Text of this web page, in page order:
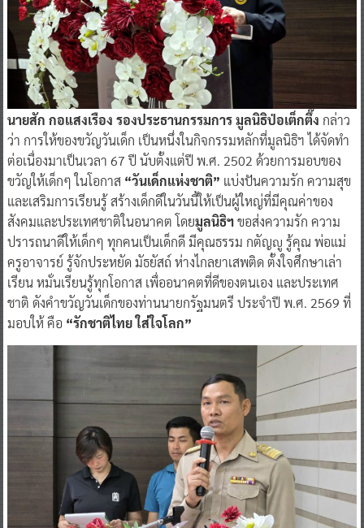
นายสัก กอแสงเรือง รองประธานกรรมการ มูลนิธิป่อเต็กตึ๊ง กล่าว
ว่า การให้ของขวัญวันเด็ก เป็นหนึ่งในกิจกรรมหลักที่มูลนิธิฯ ได้จัดทำ
ต่อเนื่องมาเป็นเวลา 67 ปี นับตั้งแต่ปี พ.ศ. 2502 ด้วยการมอบของ
ขวัญให้เด็กๆ ในโอกาส“วันเด็กแห่งชาติ” แบ่งปันความรัก ความสุข
และเสริมการเรียนรู้ สร้างเด็กดีในวันนี้ให้เป็นผู้ใหญ่ที่มีคุณค่าของ
สังคมและประเทศชาติในอนาคต โดยมูลนิธิฯขอส่งความรัก ความ
ปรารถนาดีให้เด็กๆ ทุกคนเป็นเด็กดี มีคุณธรรม กตัญญู รู้คุณ พ่อแม่
ครูอาจารย์ รู้จักประหยัด มัธยัสถ์ ห่างไกลยาเสพติด ตั้งใจศึกษาเล่า
เรียน หมั่นเรียนรู้ทุกโอกาส เพื่ออนาคตที่ดีของตนเอง และประเทศ
ชาติ ดังคำขวัญวันเด็กของท่านนายกรัฐมนตรี ประจำปี พ.ศ. 2569 ที่
มอบให้ คือ “รักชาติไทย ใส่ใจโลก”